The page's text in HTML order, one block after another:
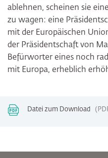
ablehnen, scheinen sie
zu wagen: eine
mit der Europäischen
der Präsidentschaft von
Befürworter eines noch
mit Europa, erheblich
Datei zum Download